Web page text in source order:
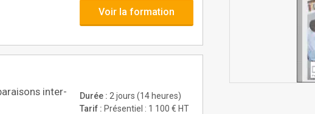
Voir la formation
inter-
Durée : 2 jours (14 heures)
Tarif : Présentiel : 1 100 € HT